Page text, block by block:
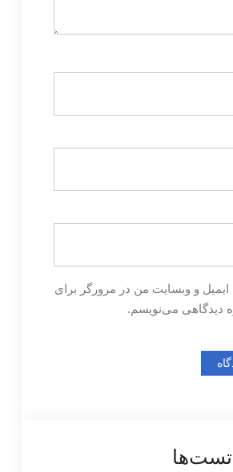
ایمیل و وبسایت من در مرورگر برای
دیدگاهی می‌نویسم.